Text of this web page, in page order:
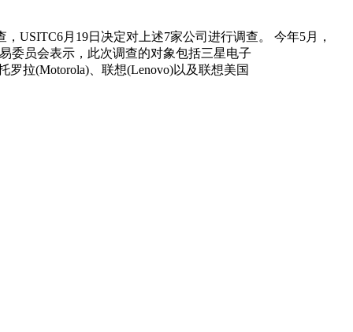
USITC6月19日决定对上述7家公司进行调查。 今年5月，
委员会表示，此次调查的对象包括三星电子
罗拉(Motorola)、联想(Lenovo)以及联想美国